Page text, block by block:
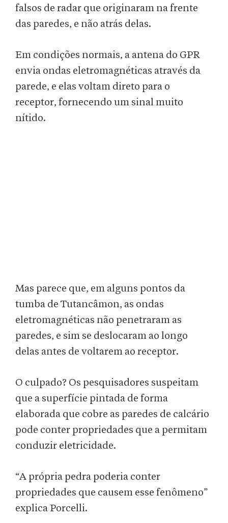
falsos de radar que originaram na frente
das paredes, e não atrás delas.
Em condições normais, a antena do GPR
envia ondas eletromagnéticas através da
parede, e elas voltam direto para o
receptor, fornecendo um sinal muito
nítido.
Mas parece que, em alguns pontos da
tumba de Tutancâmon, as ondas
eletromagnéticas não penetraram as
paredes, e sim se deslocaram ao longo
delas antes de voltarem ao receptor.
O culpado? Os pesquisadores suspeitam
que a superfície pintada de forma
elaborada que cobre as paredes de calcário
pode conter propriedades que a permitam
conduzir eletricidade.
“A própria pedra poderia conter
propriedades que causem esse fenômeno”
explica Porcelli.